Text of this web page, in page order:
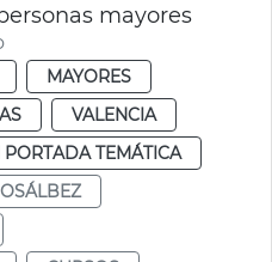
mayores
MAYORES
VALENCIA
PORTADA TEMÁTICA